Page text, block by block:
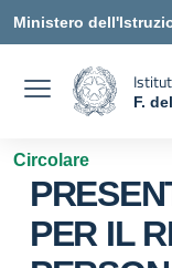
Ministero
F.
Circolare
PER IL